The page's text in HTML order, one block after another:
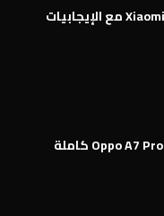
مواصفات هاتف Xiaomi 17T مع الإيجابيات